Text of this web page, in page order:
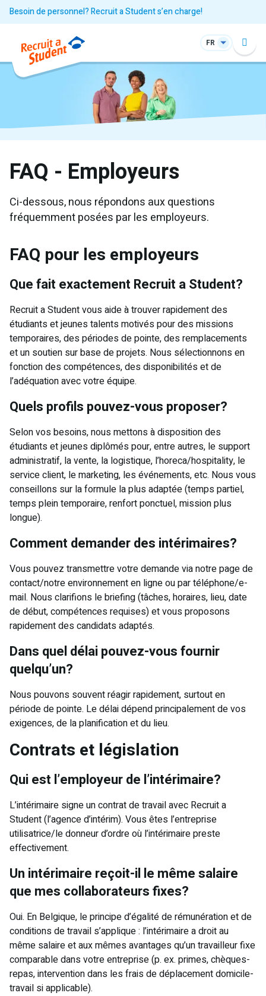
Besoin de personnel? Recruit a Student s’en charge!
FR
FAQ - Employeurs
Ci-dessous, nous répondons aux questions
fréquemment posées par les employeurs.
FAQ pour les employeurs
Que fait exactement Recruit a Student?
Recruit a Student vous aide à trouver rapidement des
étudiants et jeunes talents motivés pour des missions
temporaires, des périodes de pointe, des remplacements
et un soutien sur base de projets. Nous sélectionnons en
fonction des compétences, des disponibilités et de
l’adéquation avec votre équipe.
Quels profils pouvez-vous proposer?
Selon vos besoins, nous mettons à disposition des
étudiants et jeunes diplômés pour, entre autres, le support
administratif, la vente, la logistique, l’horeca/hospitality, le
service client, le marketing, les événements, etc. Nous vous
conseillons sur la formule la plus adaptée (temps partiel,
temps plein temporaire, renfort ponctuel, mission plus
longue).
Comment demander des intérimaires?
Vous pouvez transmettre votre demande via notre page de
contact/notre environnement en ligne ou par téléphone/e-
mail. Nous clarifions le briefing (tâches, horaires, lieu, date
de début, compétences requises) et vous proposons
rapidement des candidats adaptés.
Dans quel délai pouvez-vous fournir
quelqu’un?
Nous pouvons souvent réagir rapidement, surtout en
période de pointe. Le délai dépend principalement de vos
exigences, de la planification et du lieu.
Contrats et législation
Qui est l’employeur de l’intérimaire?
L’intérimaire signe un contrat de travail avec Recruit a
Student (l’agence d’intérim). Vous êtes l’entreprise
utilisatrice/le donneur d’ordre où l’intérimaire preste
effectivement.
Un intérimaire reçoit-il le même salaire
que mes collaborateurs fixes?
Oui. En Belgique, le principe d’égalité de rémunération et de
conditions de travail s’applique : l’intérimaire a droit au
même salaire et aux mêmes avantages qu’un travailleur fixe
comparable dans votre entreprise (p. ex. primes, chèques-
repas, intervention dans les frais de déplacement domicile-
travail si applicable).